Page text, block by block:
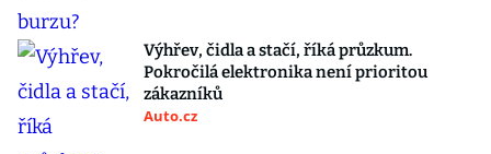
Výhřev, čidla a stačí, říká průzkum.
Pokročilá elektronika není prioritou
zákazníků
Auto.cz